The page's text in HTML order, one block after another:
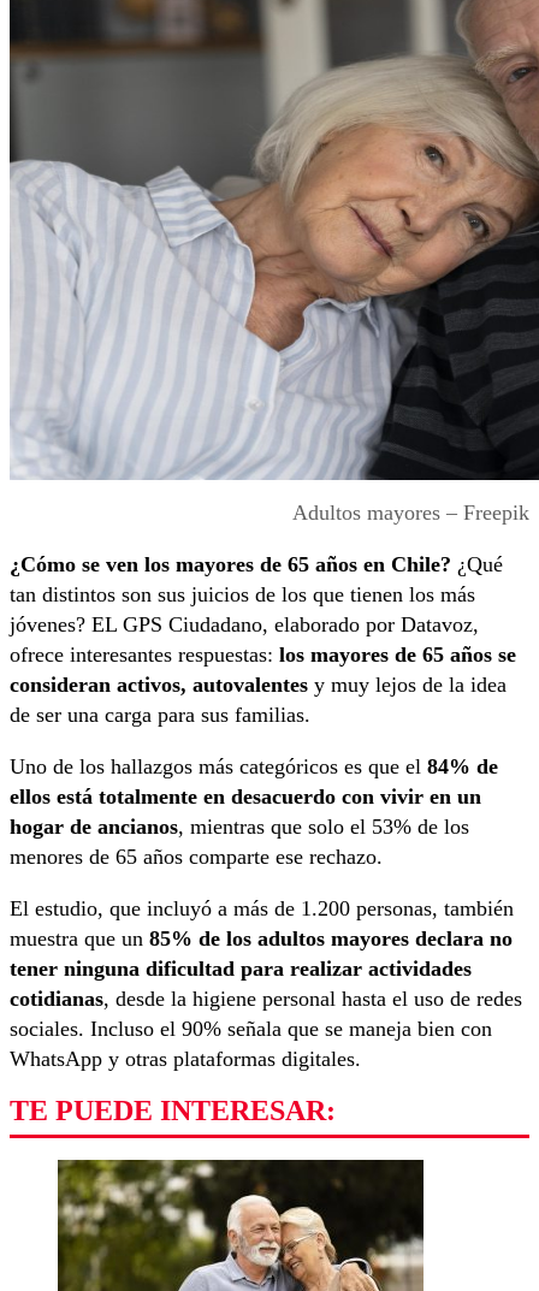
Adultos mayores – Freepik
¿Cómo se ven los mayores de 65 años en Chile? ¿Qué
tan distintos son sus juicios de los que tienen los más
jóvenes? EL GPS Ciudadano, elaborado por Datavoz,
ofrece interesantes respuestas: los mayores de 65 años se
consideran activos, autovalentes y muy lejos de la idea
de ser una carga para sus familias.
Uno de los hallazgos más categóricos es que el 84% de
ellos está totalmente en desacuerdo con vivir en un
hogar de ancianos, mientras que solo el 53% de los
menores de 65 años comparte ese rechazo.
El estudio, que incluyó a más de 1.200 personas, también
muestra que un 85% de los adultos mayores declara no
tener ninguna dificultad para realizar actividades
cotidianas, desde la higiene personal hasta el uso de redes
sociales. Incluso el 90% señala que se maneja bien con
WhatsApp y otras plataformas digitales.
TE PUEDE INTERESAR: